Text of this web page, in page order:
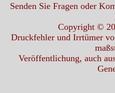
Senden Sie Fragen oder
Copyright ©
Druckfehler und Irrtümer
Veröffentlichung, auch